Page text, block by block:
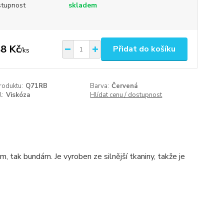
skladem
Kč/ks Přidat do košíku
Q71RB Barva: Červená
Viskóza Hlídat cenu / dostupnost
bundám. Je vyroben ze silnější tkaniny, takže je